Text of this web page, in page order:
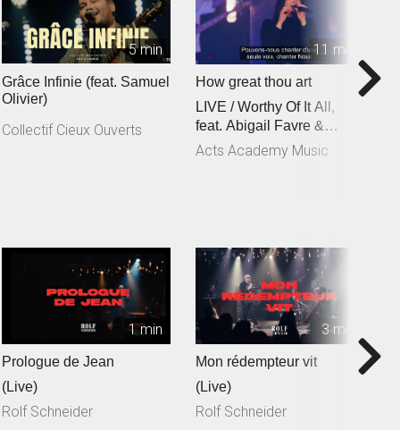
5 min
Grâce Infinie (feat. Samuel
Olivier)
Collectif Cieux Ouverts
11 min
How great thou art
LIVE / Worthy Of It All,
feat. Abigail Favre &
Esben Engholm
Acts Academy Music
1 min
Prologue de Jean
(Live)
Rolf Schneider
3 min
Mon rédempteur vit
(Live)
Rolf Schneider